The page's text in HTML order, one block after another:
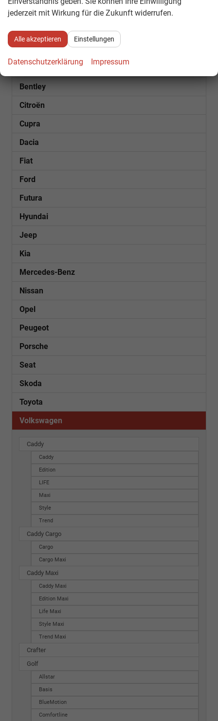
SOFORT VERFÜGBAR
Bentley
Citroën
Cupra
Dacia
Fiat
Ford
Futura
Hyundai
Jeep
Kia
Mercedes-Benz
Nissan
Opel
Peugeot
Porsche
Seat
Skoda
Toyota
Volkswagen
Caddy
Caddy
Edition
LIFE
Maxi
Style
Trend
Caddy Cargo
Cargo
Cargo Maxi
Caddy Maxi
Caddy Maxi
Edition Maxi
Life Maxi
Style Maxi
Trend Maxi
Crafter
Golf
Allstar
Basis
BlueMotion
Comfortline
jederzeit mit Wirkung für die Zukunft widerrufen.
Alle akzeptieren Einstellungen
Datenschutzerklärung Impressum